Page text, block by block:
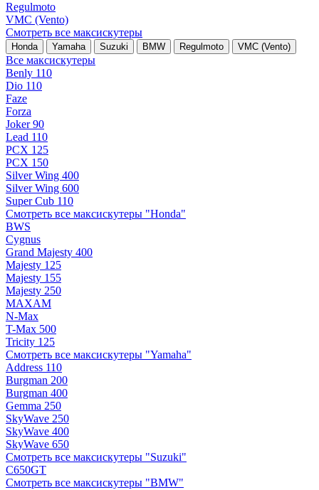
Regulmoto
VMC (Vento)
Смотреть все максискутеры
Honda Yamaha Suzuki BMW Regulmoto VMC (Vento)
Все максискутеры
Benly 110
Dio 110
Faze
Forza
Joker 90
Lead 110
PCX 125
PCX 150
Silver Wing 400
Silver Wing 600
Super Cub 110
Смотреть все максискутеры "Honda"
BWS
Cygnus
Grand Majesty 400
Majesty 125
Majesty 155
Majesty 250
MAXAM
N-Max
T-Max 500
Tricity 125
Смотреть все максискутеры "Yamaha"
Address 110
Burgman 200
Burgman 400
Gemma 250
SkyWave 250
SkyWave 400
SkyWave 650
Смотреть все максискутеры "Suzuki"
C650GT
Смотреть все максискутеры "BMW"